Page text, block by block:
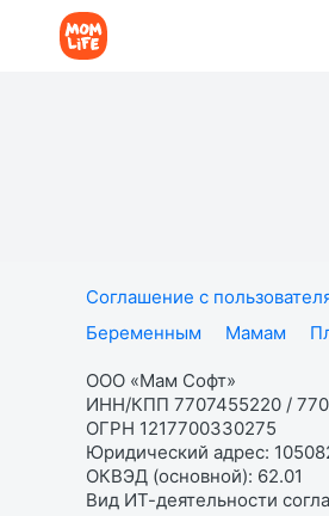
Соглашение с
Беременным
Мамам
ООО «Мам Софт»
ИНН/КПП 7707455220 /
ОГРН 1217700330275
Юридический адрес:
ОКВЭД (основной): 62.01
Вид ИТ-деятельности